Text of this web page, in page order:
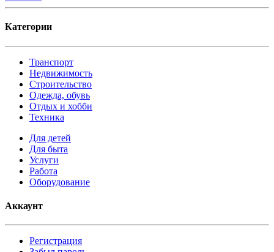
Категории
Транспорт
Недвижимость
Строительство
Одежда, обувь
Отдых и хобби
Техника
Для детей
Для быта
Услуги
Работа
Оборудование
Аккаунт
Регистрация